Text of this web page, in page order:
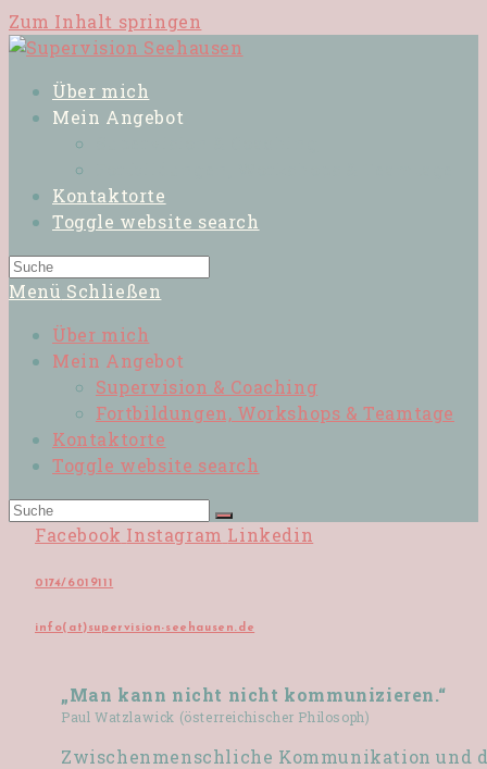
Zum Inhalt springen
Über mich
Mein Angebot
Kontaktorte
Toggle website search
Menü Schließen
Über mich
Mein Angebot
Supervision & Coaching
Fortbildungen, Workshops & Teamtage
Kontaktorte
Toggle website search
Facebook Instagram Linkedin
0174/6019111
info(at)supervision-seehausen.de
„Man kann nicht nicht kommunizieren.“
Paul Watzlawick (österreichischer Philosoph)
Zwischenmenschliche Kommunikation und